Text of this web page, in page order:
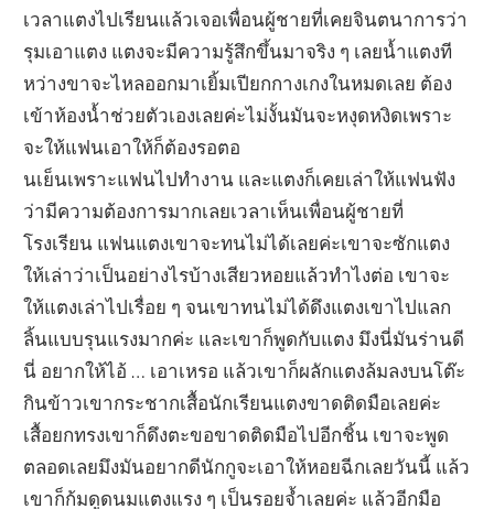
เวลาแตงไปเรียนแล้วเจอเพื่อนผู้ชายที่เคยจินตนาการว่า
รุมเอาแตง แตงจะมีความรู้สึกขึ้นมาจริง ๆ เลยน้ำแตงที
หว่างขาจะไหลออกมาเยิ้มเปียกกางเกงในหมดเลย ต้อง
เข้าห้องน้ำช่วยตัวเองเลยค่ะไม่งั้นมันจะหงุดหงิดเพราะ
จะให้แฟนเอาให้ก็ต้องรอตอ
นเย็นเพราะแฟนไปทำงาน และแตงก็เคยเล่าให้แฟนฟัง
ว่ามีความต้องการมากเลยเวลาเห็นเพื่อนผู้ชายที่
โรงเรียน แฟนแตงเขาจะทนไม่ได้เลยค่ะเขาจะซักแตง
ให้เล่าว่าเป็นอย่างไรบ้างเสียวหอยแล้วทำไงต่อ เขาจะ
ให้แตงเล่าไปเรื่อย ๆ จนเขาทนไม่ได้ดึงแตงเขาไปแลก
ลิ้นแบบรุนแรงมากค่ะ และเขาก็พูดกับแตง มึงนี่มันร่านดี
นี่ อยากให้ไอ้ … เอาเหรอ แล้วเขาก็ผลักแตงล้มลงบนโต๊ะ
กินข้าวเขากระชากเสื้อนักเรียนแตงขาดติดมือเลยค่ะ
เสื้อยกทรงเขาก็ดึงตะขอขาดติดมือไปอีกชิ้น เขาจะพูด
ตลอดเลยมึงมันอยากดีนักกูจะเอาให้หอยฉีกเลยวันนี้ แล้ว
เขาก็ก้มดูดนมแตงแรง ๆ เป็นรอยจ้ำเลยค่ะ แล้วอีกมือ